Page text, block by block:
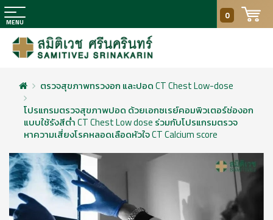
0
ตรวจสุขภาพทรวงอก และปอด CT Chest Low-dose
โปรแกรมตรวจสุขภาพปอด ด้วยเอกซเรย์คอมพิวเตอร์ช่องอก
แบบใช้รังสีต่ำ CT Chest Low dose ร่วมกับโปรแกรมตรวจ
หาความเสี่ยงโรคหลอดเลือดหัวใจ CT Calcium score